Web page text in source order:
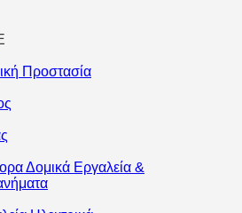
Προστασία
Δομικά Εργαλεία &